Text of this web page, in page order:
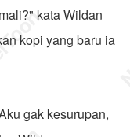
kata Wildan
kopi yang baru ia
gak kesurupan,